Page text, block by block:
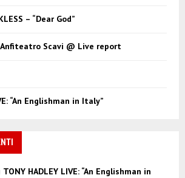
– “Dear God”
Anfiteatro Scavi @ Live report
“An Englishman in Italy”
TONY HADLEY LIVE: “An Englishman in